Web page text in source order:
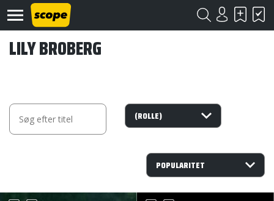
Om
LILY BROBERG